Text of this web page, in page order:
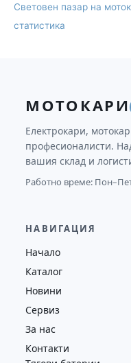
Световен пазар на
статистика
МОТОКАРИ
Електрокари,
професионалисти.
вашия склад и
Работно време:
НАВИГАЦИЯ
Начало
Каталог
Новини
Сервиз
За нас
Контакти